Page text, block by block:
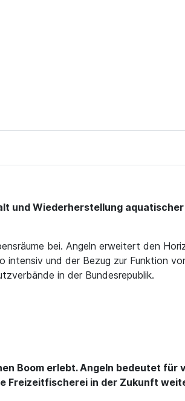
und Wiederherstellung
bei. Angeln erweitert den
intensiv und der Bezug zur Funktion
in der Bundesrepublik.
Boom erlebt. Angeln bedeutet für
Freizeitfischerei in der Zukunft